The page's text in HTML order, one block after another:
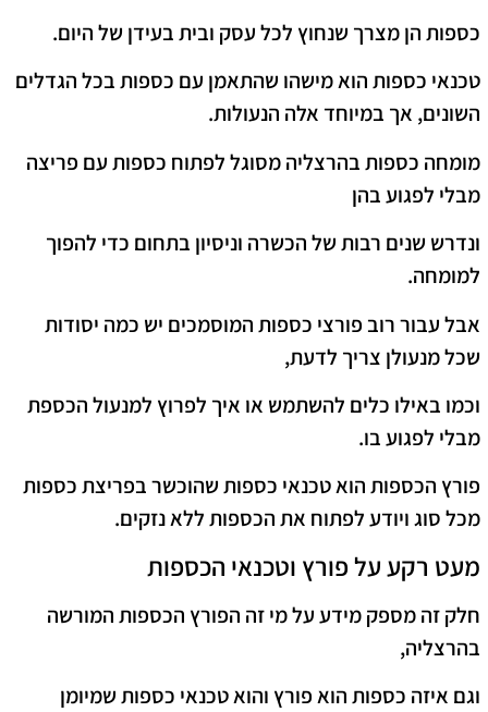
כספות הן מצרך שנחוץ לכל עסק ובית בעידן של היום.
טכנאי כספות הוא מישהו שהתאמן עם כספות בכל הגדלים
השונים, אך במיוחד אלה הנעולות.
מומחה כספות בהרצליה מסוגל לפתוח כספות עם פריצה
מבלי לפגוע בהן
ונדרש שנים רבות של הכשרה וניסיון בתחום כדי להפוך
למומחה.
אבל עבור רוב פורצי כספות המוסמכים יש כמה יסודות
שכל מנעולן צריך לדעת,
וכמו באילו כלים להשתמש או איך לפרוץ למנעול הכספת
מבלי לפגוע בו.
פורץ הכספות הוא טכנאי כספות שהוכשר בפריצת כספות
מכל סוג ויודע לפתוח את הכספות ללא נזקים.
מעט רקע על פורץ וטכנאי הכספות
חלק זה מספק מידע על מי זה הפורץ הכספות המורשה
בהרצליה,
וגם איזה כספות הוא פורץ והוא טכנאי כספות שמיומן